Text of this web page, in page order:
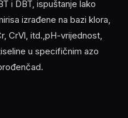
i DBT, ispuštanje lako
izrađene na bazi klora,
CrVl, itd.,pH-vrijednost,
u specifičnim azo